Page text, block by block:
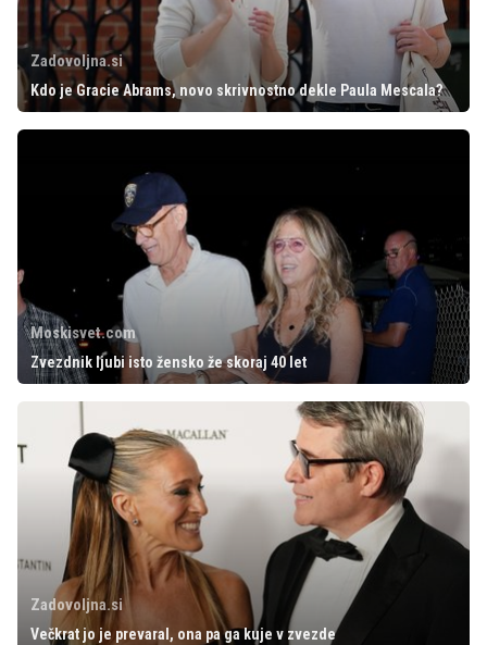
Zadovoljna.si
Kdo je Gracie Abrams, novo skrivnostno dekle Paula Mescala?
Moskisvet.com
Zvezdnik ljubi isto žensko že skoraj 40 let
Zadovoljna.si
Večkrat jo je prevaral, ona pa ga kuje v zvezde